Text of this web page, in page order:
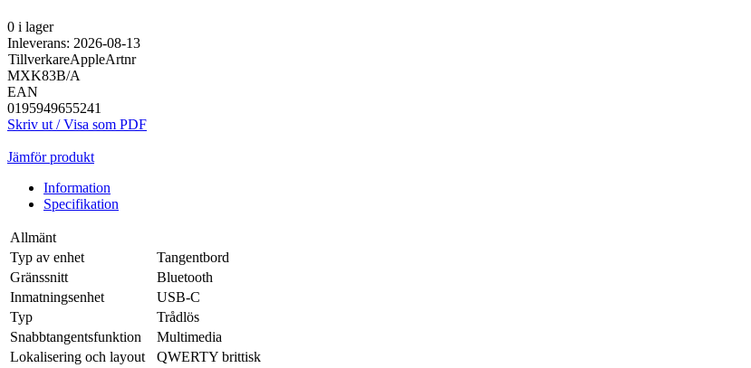
0 i lager
Inleverans: 2026-08-13
TillverkareAppleArtnr
MXK83B/A
EAN
0195949655241
Skriv ut / Visa som PDF
Jämför produkt
Information
Specifikation
Allmänt
Typ av enhet
Tangentbord
Gränssnitt
Bluetooth
Inmatningsenhet
USB-C
Typ
Trådlös
Snabbtangentsfunktion
Multimedia
Lokalisering och layout
QWERTY brittisk